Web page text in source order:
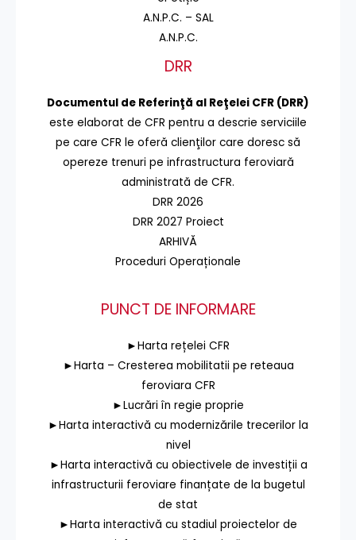
A.N.P.C. – SAL
A.N.P.C.
DRR
Documentul de Referinţă al Reţelei CFR (DRR)
este elaborat de CFR pentru a descrie serviciile
pe care CFR le oferă clienţilor care doresc să
opereze trenuri pe infrastructura feroviară
administrată de CFR.
DRR 2026
DRR 2027 Proiect
ARHIVĂ
Proceduri Operaționale
PUNCT DE INFORMARE
►Harta rețelei CFR
►Harta – Cresterea mobilitatii pe reteaua
feroviara CFR
►Lucrări în regie proprie
►Harta interactivă cu modernizările trecerilor la
nivel
►Harta interactivă cu obiectivele de investiții a
infrastructurii feroviare finanțate de la bugetul
de stat
►Harta interactivă cu stadiul proiectelor de